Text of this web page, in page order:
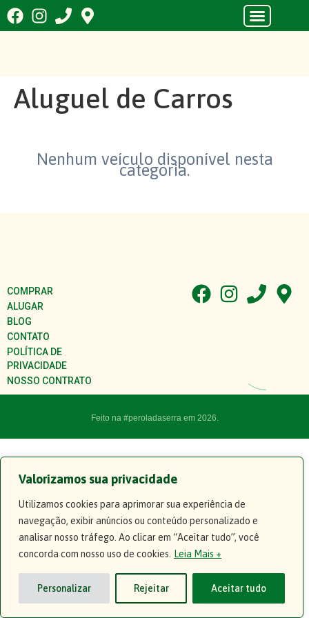
Valorizamos sua privacidade
Utilizamos cookies para aprimorar sua experiência de
navegação, exibir anúncios ou conteúdo personalizado e
analisar nosso tráfego. Ao clicar em “Aceitar tudo”, você
concorda com nosso uso de cookies.
Leia Mais +
Personalizar Rejeitar Aceitar tudo
Aluguel de Carros
Nenhum veículo disponível nesta
categoria.
COMPRAR
ALUGAR
BLOG
CONTATO
POLÍTICA DE
PRIVACIDADE
NOSSO CONTRATO
Feito na #peroladaserra em 2026.